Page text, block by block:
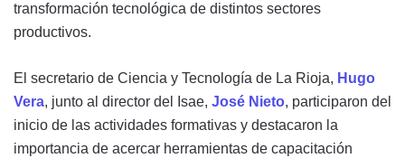
transformación tecnológica de distintos sectores
productivos.
El secretario de Ciencia y Tecnología de La Rioja, Hugo
Vera, junto al director del Isae, José Nieto, participaron del
inicio de las actividades formativas y destacaron la
importancia de acercar herramientas de capacitación